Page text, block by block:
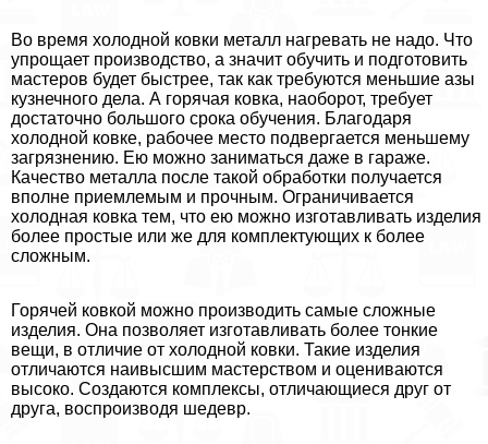
Во время холодной ковки металл нагревать не надо. Что
упрощает производство, а значит обучить и подготовить
мастеров будет быстрее, так как требуются меньшие азы
кузнечного дела. А горячая ковка, наоборот, требует
достаточно большого срока обучения. Благодаря
холодной ковке, рабочее место подвергается меньшему
загрязнению. Ею можно заниматься даже в гараже.
Качество металла после такой обработки получается
вполне приемлемым и прочным. Ограничивается
холодная ковка тем, что ею можно изготавливать изделия
более простые или же для комплектующих к более
сложным.
Горячей ковкой можно производить самые сложные
изделия. Она позволяет изготавливать более тонкие
вещи, в отличие от холодной ковки. Такие изделия
отличаются наивысшим мастерством и оцениваются
высоко. Создаются комплексы, отличающиеся друг от
друга, воспроизводя шедевр.